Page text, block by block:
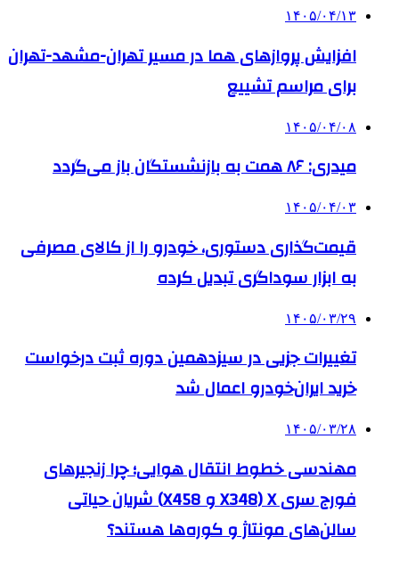
۱۴۰۵/۰۴/۱۳
افزایش پروازهای هما در مسیر تهران-مشهد-تهران
برای مراسم تشییع
۱۴۰۵/۰۴/۰۸
میدری: ۸۶ همت به بازنشستگان باز می‌گردد
۱۴۰۵/۰۴/۰۳
قیمت‌گذاری دستوری، خودرو را از کالای مصرفی
به ابزار سوداگری تبدیل کرده
۱۴۰۵/۰۳/۲۹
تغییرات جزیی در سیزدهمین دوره ثبت درخواست
خرید ایران‌خودرو اعمال شد
۱۴۰۵/۰۳/۲۸
مهندسی خطوط انتقال هوایی؛ چرا زنجیرهای
فورج سری X (X348 و X458) شریان حیاتی
سالن‌های مونتاژ و کوره‌ها هستند؟